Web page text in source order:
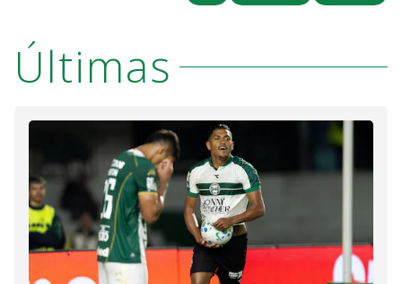
Últimas